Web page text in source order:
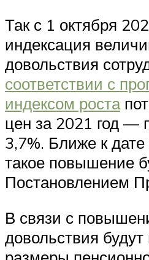
Так с 1 октября
индексация
довольствия
соответствии с
индексом роста
цен за 2021 год —
3,7%. Ближе к
такое повышение
Постановлением
В связи с
довольствия